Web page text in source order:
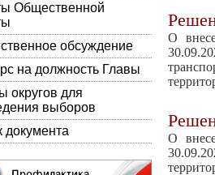
Общественной
обсуждение
на должность Главы
округов для
выборов
документа
О
О